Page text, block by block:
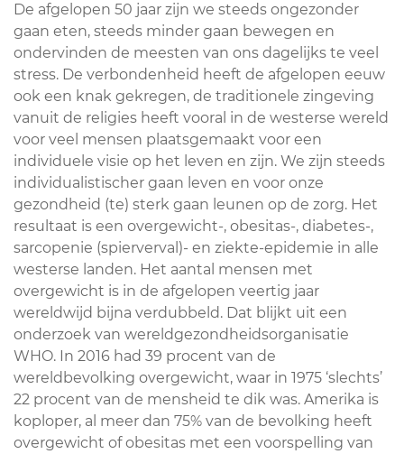
De afgelopen 50 jaar zijn we steeds ongezonder
gaan eten, steeds minder gaan bewegen en
ondervinden de meesten van ons dagelijks te veel
stress. De verbondenheid heeft de afgelopen eeuw
ook een knak gekregen, de traditionele zingeving
vanuit de religies heeft vooral in de westerse wereld
voor veel mensen plaatsgemaakt voor een
individuele visie op het leven en zijn. We zijn steeds
individualistischer gaan leven en voor onze
gezondheid (te) sterk gaan leunen op de zorg. Het
resultaat is een overgewicht-, obesitas-, diabetes-,
sarcopenie (spierverval)- en ziekte-epidemie in alle
westerse landen. Het aantal mensen met
overgewicht is in de afgelopen veertig jaar
wereldwijd bijna verdubbeld. Dat blijkt uit een
onderzoek van wereldgezondheidsorganisatie
WHO. In 2016 had 39 procent van de
wereldbevolking overgewicht, waar in 1975 ‘slechts’
22 procent van de mensheid te dik was. Amerika is
koploper, al meer dan 75% van de bevolking heeft
overgewicht of obesitas met een voorspelling van